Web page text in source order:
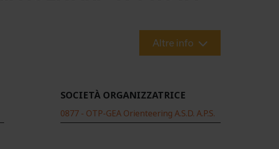
Altre info
SOCIETÀ ORGANIZZATRICE
0877 - OTP-GEA Orienteering A.S.D. A.P.S.